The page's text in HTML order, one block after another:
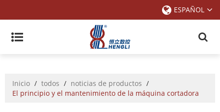
ESPAÑOL
Inicio / todos / noticias de productos /
El principio y el mantenimiento de la máquina cortadora